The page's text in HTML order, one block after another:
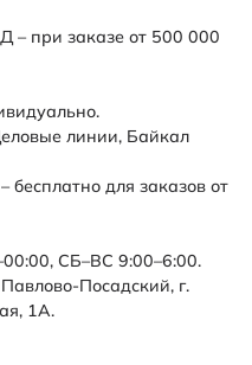
– при заказе от 500 000
линии, Байкал
бесплатно для заказов от
СБ–ВС 9:00–6:00.
Посадский, г.
1А.